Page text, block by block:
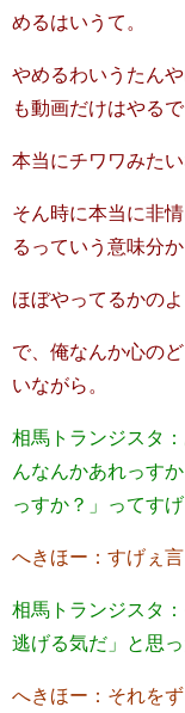
めるはいうて。
やめるわいうたん
も動画だけはやる
本当にチワワみた
そん時に本当に非
るっていう意味分
ほぼやってるかの
で、俺なんか心の
いながら。
相馬トランジスタ
んなんかあれっす
っすか？」ってす
へきほー：すげぇ
相馬トランジスタ
逃げる気だ」と思
へきほー：それを